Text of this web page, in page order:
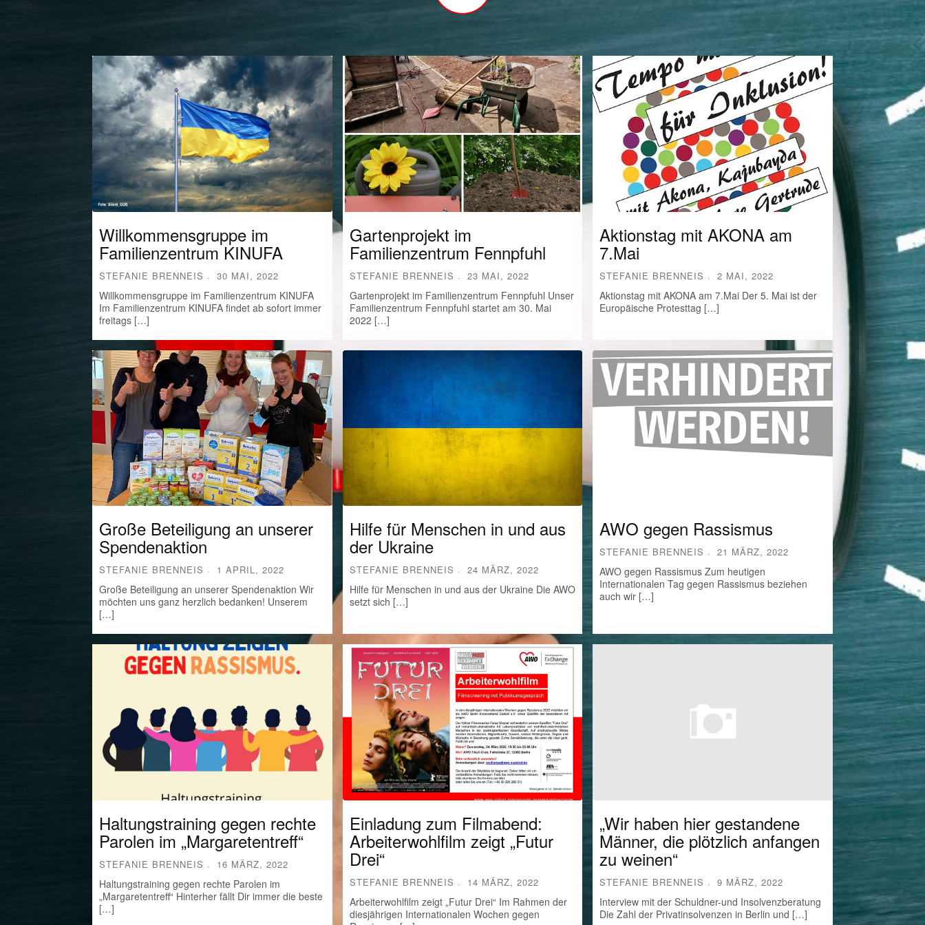
Willkommensgruppe im
Familienzentrum KINUFA
STEFANIE BRENNEIS 30 MAI, 2022
Willkommensgruppe im Familienzentrum KINUFA
Im Familienzentrum KINUFA findet ab sofort immer
freitags […]
Gartenprojekt im
Familienzentrum Fennpfuhl
STEFANIE BRENNEIS 23 MAI, 2022
Gartenprojekt im Familienzentrum Fennpfuhl Unser
Familienzentrum Fennpfuhl startet am 30. Mai
2022 […]
Aktionstag mit AKONA am
7.Mai
STEFANIE BRENNEIS 2 MAI, 2022
Aktionstag mit AKONA am 7.Mai Der 5. Mai ist der
Europäische Protesttag […]
Große Beteiligung an unserer
Spendenaktion
STEFANIE BRENNEIS 1 APRIL, 2022
Große Beteiligung an unserer Spendenaktion Wir
möchten uns ganz herzlich bedanken! Unserem
[…]
Hilfe für Menschen in und aus
der Ukraine
STEFANIE BRENNEIS 24 MÄRZ, 2022
Hilfe für Menschen in und aus der Ukraine Die AWO
setzt sich […]
AWO gegen Rassismus
STEFANIE BRENNEIS 21 MÄRZ, 2022
AWO gegen Rassismus Zum heutigen
Internationalen Tag gegen Rassismus beziehen
auch wir […]
Haltungstraining gegen rechte
Parolen im „Margaretentreff“
STEFANIE BRENNEIS 16 MÄRZ, 2022
Haltungstraining gegen rechte Parolen im
„Margaretentreff“ Hinterher fällt Dir immer die beste
[…]
Einladung zum Filmabend:
Arbeiterwohlfilm zeigt „Futur
Drei“
STEFANIE BRENNEIS 14 MÄRZ, 2022
Arbeiterwohlfilm zeigt „Futur Drei“ Im Rahmen der
diesjährigen Internationalen Wochen gegen
„Wir haben hier gestandene
Männer, die plötzlich anfangen
zu weinen“
STEFANIE BRENNEIS 9 MÄRZ, 2022
Interview mit der Schuldner-und Insolvenzberatung
Die Zahl der Privatinsolvenzen in Berlin und […]